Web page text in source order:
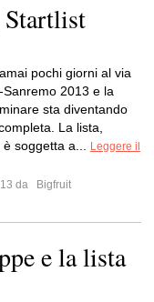
pochi giorni al via
2013 e la
sta diventando
La lista,
soggetta a...
Leggere il
da
Bigfruit
e la lista